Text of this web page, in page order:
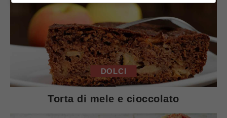
DOLCI
Torta di mele e cioccolato